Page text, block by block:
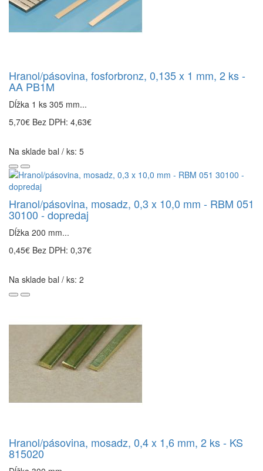
Hranol/pásovina, fosforbronz, 0,135 x 1 mm, 2 ks -
AA PB1M
Dĺžka 1 ks 305 mm...
5,70€ Bez DPH: 4,63€
Na sklade bal / ks: 5
Hranol/pásovina, mosadz, 0,3 x 10,0 mm - RBM 051
30100 - dopredaj
Dĺžka 200 mm...
0,45€ Bez DPH: 0,37€
Na sklade bal / ks: 2
Hranol/pásovina, mosadz, 0,4 x 1,6 mm, 2 ks - KS
815020